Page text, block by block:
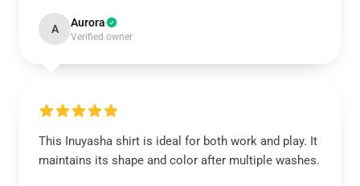
A Aurora
Verified owner
This Inuyasha shirt is ideal for both work and play. It
maintains its shape and color after multiple washes.